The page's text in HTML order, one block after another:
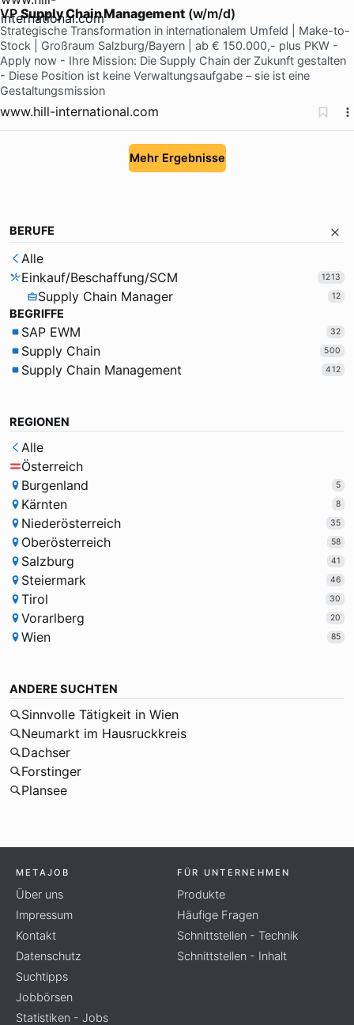
VPSupply Chain Management(w/m/d)
Strategische Transformation in internationalem Umfeld | Make-to-
Stock | Großraum Salzburg/Bayern | ab € 150.000,- plus PKW -
Apply now - Ihre Mission: Die Supply Chain der Zukunft gestalten
- Diese Position ist keine Verwaltungsaufgabe – sie ist eine
Gestaltungsmission
www.hill-international.com
Mehr Ergebnisse
BERUFE
Alle
Einkauf/Beschaffung/SCM
1213
Supply Chain Manager 12
BEGRIFFE
SAP EWM 32
Supply Chain 500
Supply Chain Management 412
REGIONEN
Alle
Österreich
Burgenland
5
Kärnten 8
Niederösterreich 35
Oberösterreich 58
Salzburg 41
Steiermark 46
Tirol 30
Vorarlberg 20
Wien 85
ANDERE SUCHTEN
Sinnvolle Tätigkeit in Wien
Neumarkt im Hausruckkreis
Dachser
Forstinger
Plansee
METAJOB
Über uns
Impressum
Kontakt
Datenschutz
Suchtipps
Jobbörsen
Statistiken - Jobs
FÜR UNTERNEHMEN
Produkte
Häufige Fragen
Schnittstellen - Technik
Schnittstellen - Inhalt